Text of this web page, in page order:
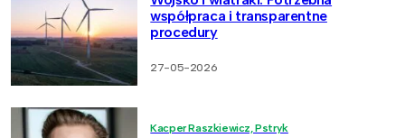
współpraca i transparentne
procedury
27-05-2026
Kacper Raszkiewicz, Pstryk